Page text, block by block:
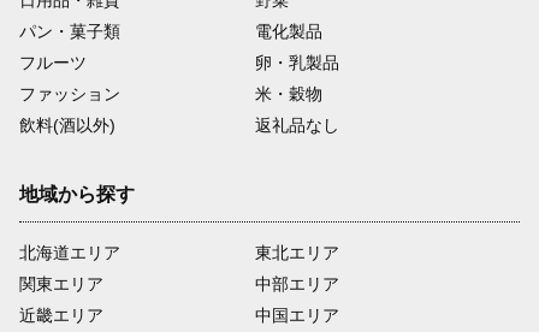
パン・菓子類
電化製品
フルーツ
卵・乳製品
ファッション
米・穀物
飲料(酒以外)
返礼品なし
地域から探す
北海道エリア
関東エリア
近畿エリア
東北エリア
中部エリア
中国エリア